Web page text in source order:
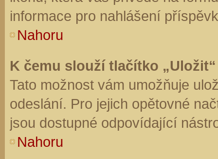
informace pro nahlášení
Nahoru
K čemu slouží tlačítko
Tato možnost vám umožňuje
odeslání. Pro jejich opětovné
jsou dostupné odpovídající
Nahoru